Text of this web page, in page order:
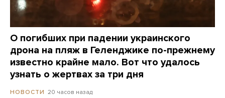
О погибших при падении украинского
дрона на пляж в Геленджике по-прежнему
известно крайне мало. Вот что удалось
узнать о жертвах за три дня
НОВОСТИ 20 часов назад